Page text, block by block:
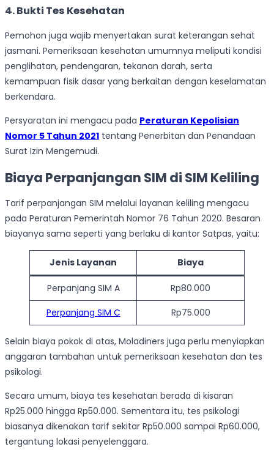
4. Bukti Tes Kesehatan
Pemohon juga wajib menyertakan surat keterangan sehat
jasmani. Pemeriksaan kesehatan umumnya meliputi kondisi
penglihatan, pendengaran, tekanan darah, serta
kemampuan fisik dasar yang berkaitan dengan keselamatan
berkendara.
Persyaratan ini mengacu pada Peraturan Kepolisian
Nomor 5 Tahun 2021 tentang Penerbitan dan Penandaan
Surat Izin Mengemudi.
Biaya Perpanjangan SIM di SIM Keliling
Tarif perpanjangan SIM melalui layanan keliling mengacu
pada Peraturan Pemerintah Nomor 76 Tahun 2020. Besaran
biayanya sama seperti yang berlaku di kantor Satpas, yaitu:
Jenis Layanan Biaya
Perpanjang SIM A
Rp80.000
Perpanjang SIM C
Rp75.000
Selain biaya pokok di atas, Moladiners juga perlu menyiapkan
anggaran tambahan untuk pemeriksaan kesehatan dan tes
psikologi.
Secara umum, biaya tes kesehatan berada di kisaran
Rp25.000 hingga Rp50.000. Sementara itu, tes psikologi
biasanya dikenakan tarif sekitar Rp50.000 sampai Rp60.000,
tergantung lokasi penyelenggara.